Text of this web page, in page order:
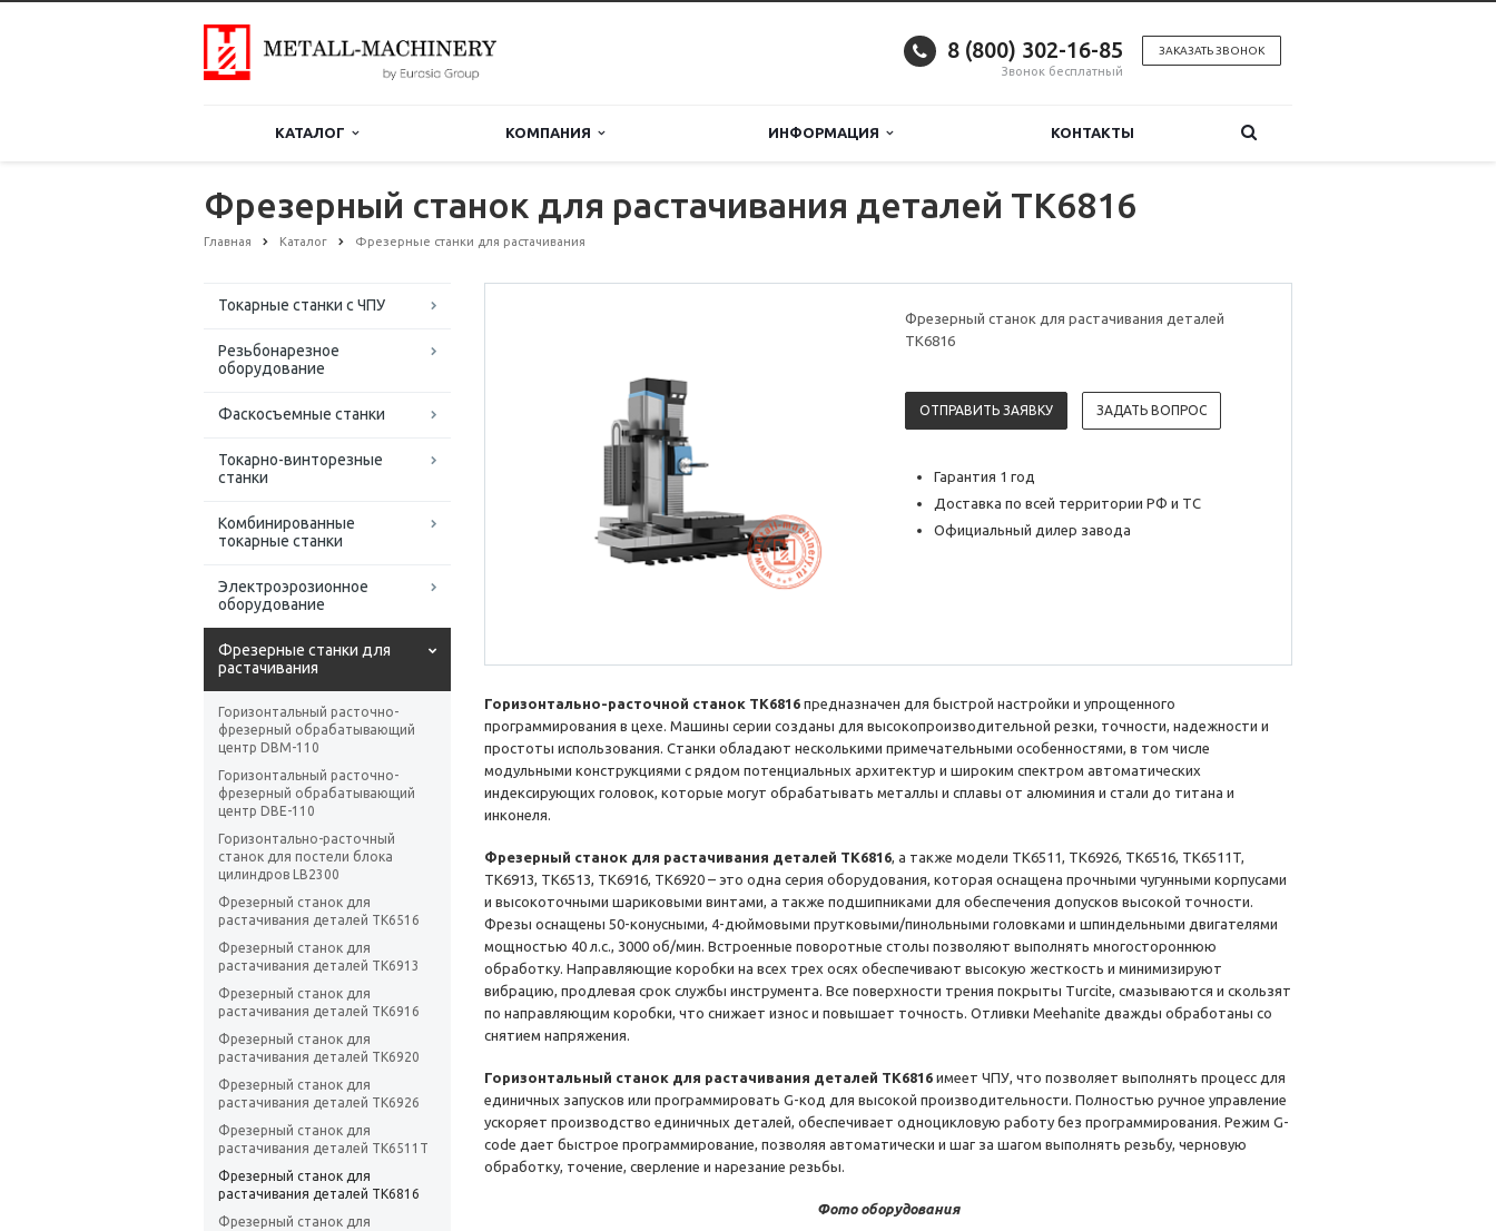
ЗАКАЗАТЬ ЗВОНОК
8 (800) 302-16-85
Звонок бесплатный
КАТАЛОГ КОМПАНИЯ ИНФОРМАЦИЯ КОНТАКТЫ
Фрезерный станок для растачивания деталей TK6816
Главная Каталог Фрезерные станки для растачивания
Токарные станки с ЧПУ
Резьбонарезное
оборудование
Фаскосъемные станки
Токарно-винторезные
станки
Комбинированные
токарные станки
Электроэрозионное
оборудование
Фрезерные станки для
растачивания
Горизонтальный расточно-
фрезерный обрабатывающий
центр DBM-110
Горизонтальный расточно-
фрезерный обрабатывающий
центр DBE-110
Горизонтально-расточный
станок для постели блока
цилиндров LB2300
Фрезерный станок для
растачивания деталей TK6516
Фрезерный станок для
растачивания деталей TK6913
Фрезерный станок для
растачивания деталей TK6916
Фрезерный станок для
растачивания деталей TK6920
Фрезерный станок для
растачивания деталей TK6926
Фрезерный станок для
растачивания деталей TK6511T
Фрезерный станок для
растачивания деталей TK6816
Фрезерный станок для
Фрезерный станок для растачивания деталей
TK6816
ОТПРАВИТЬ ЗАЯВКУ ЗАДАТЬ ВОПРОС
Гарантия 1 год
Доставка по всей территории РФ и ТС
Официальный дилер завода
Горизонтально-расточной станок TK6816 предназначен для быстрой настройки и упрощенного
программирования в цехе. Машины серии созданы для высокопроизводительной резки, точности, надежности и
простоты использования. Станки обладают несколькими примечательными особенностями, в том числе
модульными конструкциями с рядом потенциальных архитектур и широким спектром автоматических
индексирующих головок, которые могут обрабатывать металлы и сплавы от алюминия и стали до титана и
инконеля.
Фрезерный станок для растачивания деталей TK6816, а также модели TK6511, TK6926, TK6516, TK6511T,
TK6913, TK6513, TK6916, TK6920 – это одна серия оборудования, которая оснащена прочными чугунными корпусами
и высокоточными шариковыми винтами, а также подшипниками для обеспечения допусков высокой точности.
Фрезы оснащены 50-конусными, 4-дюймовыми прутковыми/пинольными головками и шпиндельными двигателями
мощностью 40 л.с., 3000 об/мин. Встроенные поворотные столы позволяют выполнять многостороннюю
обработку. Направляющие коробки на всех трех осях обеспечивают высокую жесткость и минимизируют
вибрацию, продлевая срок службы инструмента. Все поверхности трения покрыты Turcite, смазываются и скользят
по направляющим коробки, что снижает износ и повышает точность. Отливки Meehanite дважды обработаны со
снятием напряжения.
Горизонтальный станок для растачивания деталей TK6816 имеет ЧПУ, что позволяет выполнять процесс для
единичных запусков или программировать G-код для высокой производительности. Полностью ручное управление
ускоряет производство единичных деталей, обеспечивает одноцикловую работу без программирования. Режим G-
code дает быстрое программирование, позволяя автоматически и шаг за шагом выполнять резьбу, черновую
обработку, точение, сверление и нарезание резьбы.
Фото оборудования